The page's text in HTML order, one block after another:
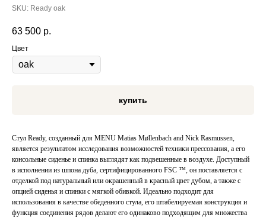
SKU: Ready oak
63 500 р.
Цвет
купить
Стул Ready, созданный для MENU Matias Møllenbach and Nick Rasmussen,
является результатом исследования возможностей техники прессования, а его
консольные сиденье и спинка выглядят как подвешенные в воздухе. Доступный
в исполнении из шпона дуба, сертифицированного FSC ™, он поставляется с
отделкой под натуральный или окрашенный в красный цвет дубом, а также с
опцией сиденья и спинки с мягкой обивкой. Идеально подходит для
использования в качестве обеденного стула, его штабелируемая конструкция и
функция соединения рядов делают его одинаково подходящим для множества